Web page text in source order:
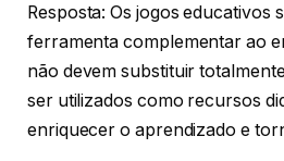
Resposta: Os jogos educativos
ferramenta complementar ao
não devem substituir
ser utilizados como recursos
enriquecer o aprendizado e